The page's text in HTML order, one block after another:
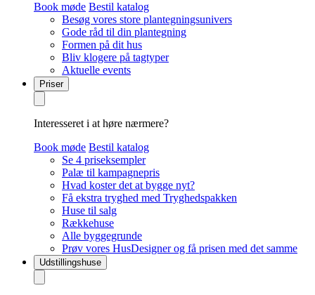
Book møde Bestil katalog
Besøg vores store plantegningsunivers
Gode råd til din plantegning
Formen på dit hus
Bliv klogere på tagtyper
Aktuelle events
Priser
Interesseret i at høre nærmere?
Book møde Bestil katalog
Se 4 priseksempler
Palæ til kampagnepris
Hvad koster det at bygge nyt?
Få ekstra tryghed med Tryghedspakken
Huse til salg
Rækkehuse
Alle byggegrunde
Prøv vores HusDesigner og få prisen med det samme
Udstillingshuse